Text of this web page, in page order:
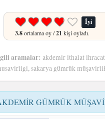
İyi
3.8ortalama oy /21 kişi oyladı.
aramalar: akdemir ithalat
sakarya gümrük
GÜMRÜK